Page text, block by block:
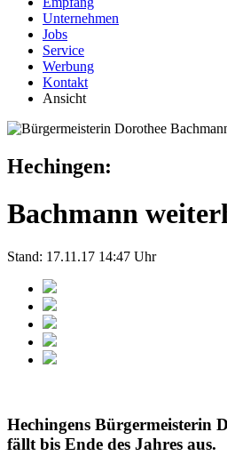
Unternehmen
Jobs
Service
Werbung
Kontakt
Ansicht
Hechingen:
Bachmann
Stand: 17.11.17 14:47 Uhr
Hechingens Bürgermeisterin
fällt bis Ende des Jahres aus.